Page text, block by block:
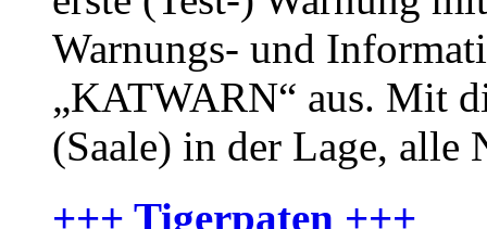
Warnungs- und
„KATWARN“ aus. Mit
(Saale) in der Lage, alle
+++ Tigerpaten +++